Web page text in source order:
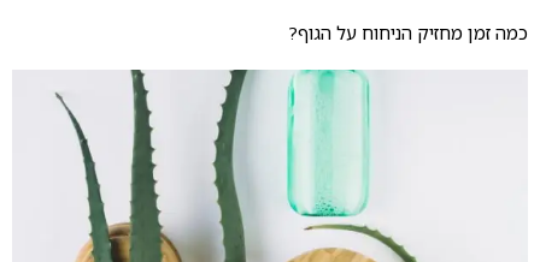
כמה זמן מחזיק הניחוח על הגוף?